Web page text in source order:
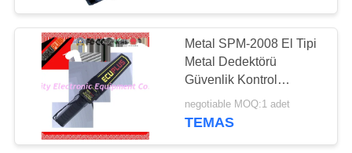
FABRIKA
TURU
KALITE
KONTROL
Baggage And
Parcel Inspection
260
Metal SPM-2008 El Tipi
Metal Dedektörü
Güvenlik Kontrol
Tabancası 1 Yıl Garanti
negotiable MOQ:1 adet
TEMAS